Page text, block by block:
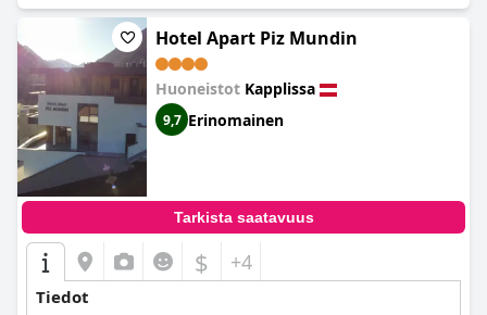
Hotel Apart Piz Mundin
Huoneistot Kapplissa
9,7 Erinomainen
Tarkista saatavuus
$ +4
Tiedot